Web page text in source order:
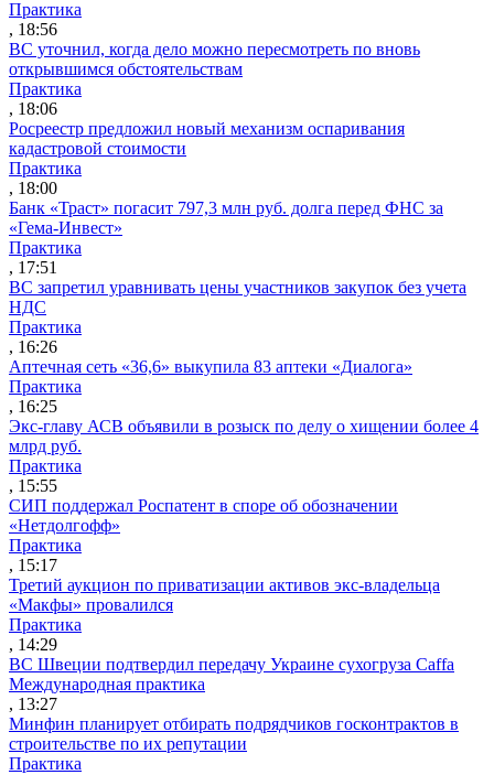
Практика
, 18:56
ВС уточнил, когда дело можно пересмотреть по вновь
открывшимся обстоятельствам
Практика
, 18:06
Росреестр предложил новый механизм оспаривания
кадастровой стоимости
Практика
, 18:00
Банк «Траст» погасит 797,3 млн руб. долга перед ФНС за
«Гема-Инвест»
Практика
, 17:51
ВС запретил уравнивать цены участников закупок без учета
НДС
Практика
, 16:26
Аптечная сеть «36,6» выкупила 83 аптеки «Диалога»
Практика
, 16:25
Экс-главу АСВ объявили в розыск по делу о хищении более 4
млрд руб.
Практика
, 15:55
СИП поддержал Роспатент в споре об обозначении
«Нетдолгофф»
Практика
, 15:17
Третий аукцион по приватизации активов экс-владельца
«Макфы» провалился
Практика
, 14:29
ВС Швеции подтвердил передачу Украине сухогруза Caffa
Международная практика
, 13:27
Минфин планирует отбирать подрядчиков госконтрактов в
строительстве по их репутации
Практика